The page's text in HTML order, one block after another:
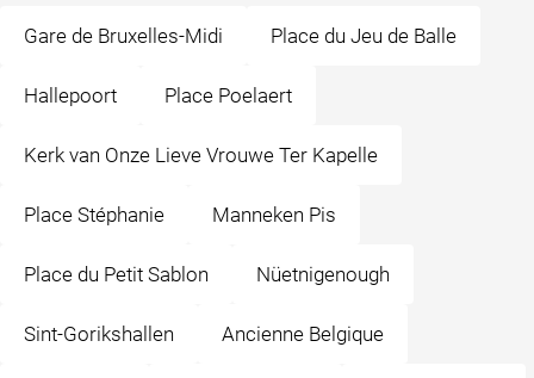
Gare de Bruxelles-Midi Place du Jeu de Balle
Hallepoort Place Poelaert
Kerk van Onze Lieve Vrouwe Ter Kapelle
Place Stéphanie Manneken Pis
Place du Petit Sablon Nüetnigenough
Sint-Gorikshallen Ancienne Belgique